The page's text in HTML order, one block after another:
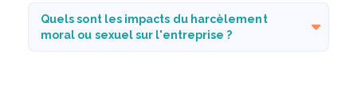
Quels sont les impacts du harcèlement
moral ou sexuel sur l'entreprise ?